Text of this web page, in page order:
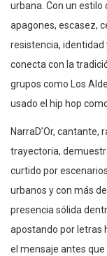
urbana. Con un estilo
apagones, escasez,
resistencia, identidad
conecta con la
grupos como Los
usado el hip hop
NarraD’Or, cantante,
trayectoria,
curtido por
urbanos y con más
presencia sólida
apostando por letras
el mensaje antes